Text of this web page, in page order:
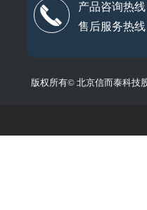
끅
版权所有© 北京信而泰科技
产品咨询热线
售后服务热线